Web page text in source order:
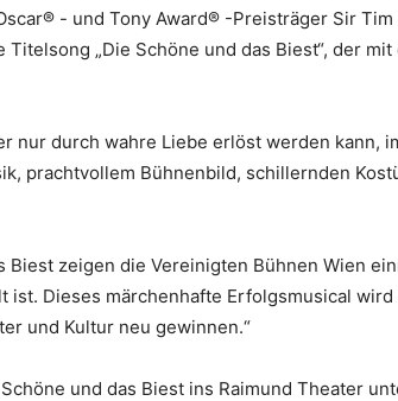
- und Tony Award® -Preisträger Sir Tim
„Die Schöne und das Biest“, der mit
durch wahre Liebe erlöst werden kann,
prachtvollem Bühnenbild, schillernden
zeigen die Vereinigten Bühnen Wien
Dieses märchenhafte Erfolgsmusical wird
und Kultur neu gewinnen.“
und das Biest ins Raimund Theater